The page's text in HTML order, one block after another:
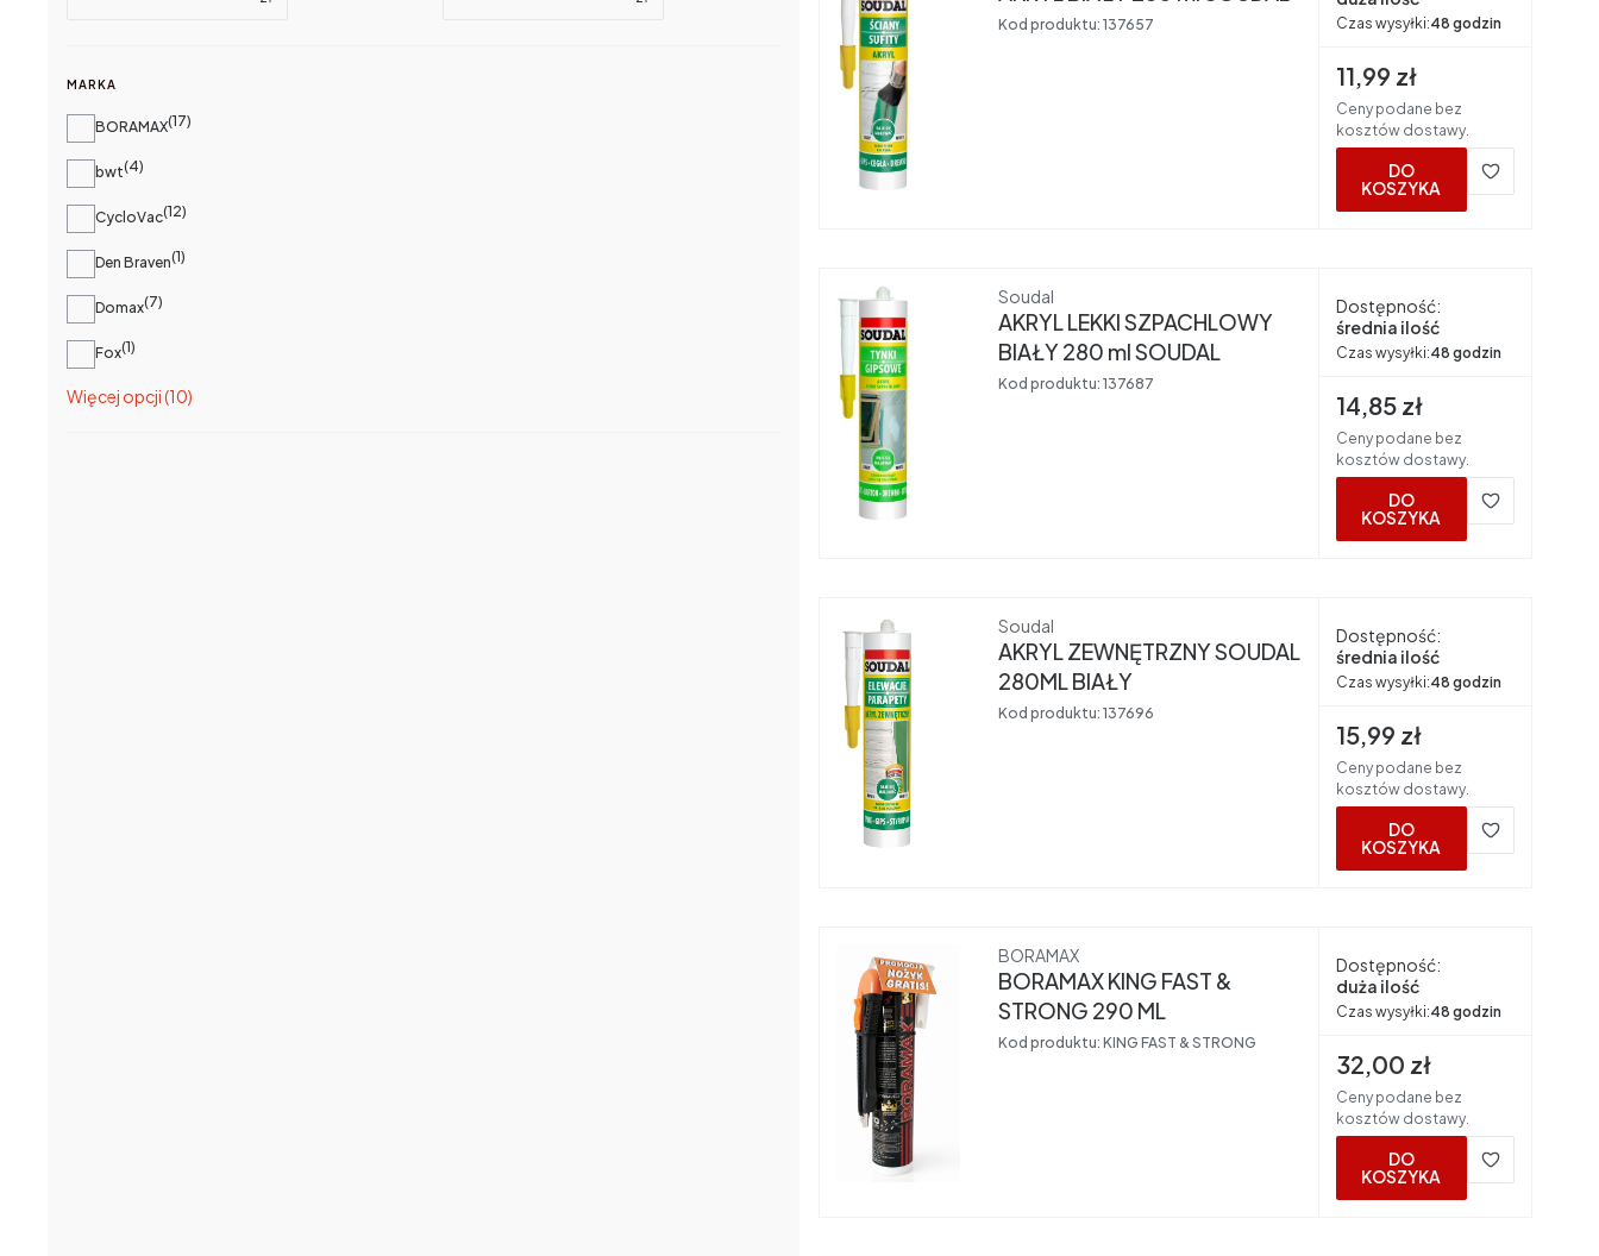
MARKA
MarkaBORAMAX 17
bwt 4
CycloVac 12
Den Braven 1
Domax 7
Fox 1
Więcej opcji (10)
Kod produktu: 137657 Czas wysyłki:48 godzin
Cena brutto
11,99 zł
Ceny podane bez
kosztów dostawy.
DO
KOSZYKA
Producent
Soudal
AKRYL LEKKI SZPACHLOWY
BIAŁY 280 ml SOUDAL
Kod produktu: 137687
Dostępność:
średnia ilość
Czas wysyłki:48 godzin
Cena brutto
14,85 zł
Ceny podane bez
kosztów dostawy.
DO
KOSZYKA
Producent
Soudal
AKRYL ZEWNĘTRZNY SOUDAL
280ML BIAŁY
Kod produktu: 137696
Dostępność:
średnia ilość
Czas wysyłki:48 godzin
Cena brutto
15,99 zł
Ceny podane bez
kosztów dostawy.
DO
KOSZYKA
Producent
BORAMAX
BORAMAX KING FAST &
STRONG 290 ML
Kod produktu: KING FAST & STRONG
Dostępność:
duża ilość
Czas wysyłki:48 godzin
Cena brutto
32,00 zł
Ceny podane bez
kosztów dostawy.
DO
KOSZYKA